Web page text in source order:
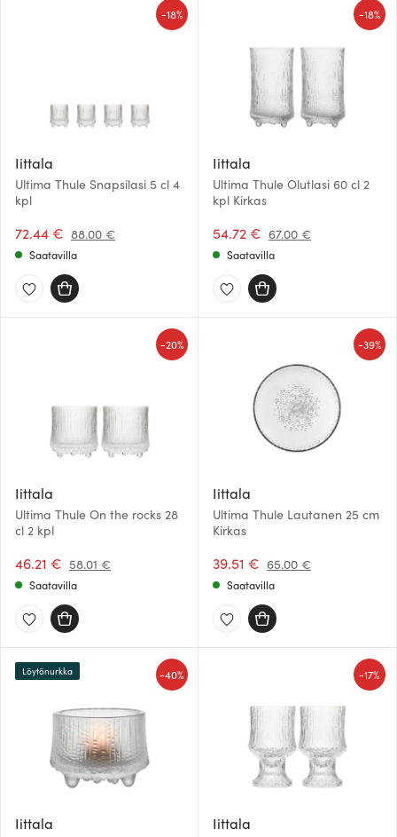
Iittala
Ultima Thule Snapsilasi 5 cl 4
kpl
72.44 € 88.00 €
-18%
Saatavilla
Iittala
Ultima Thule Olutlasi 60 cl 2
kpl Kirkas
54.72 € 67.00 €
-18%
Saatavilla
Iittala
Ultima Thule On the rocks 28
cl 2 kpl
46.21 € 58.01 €
-20%
Saatavilla
Iittala
Ultima Thule Lautanen 25 cm
Kirkas
39.51 € 65.00 €
-39%
Saatavilla
Iittala
-40%
Löytönurkka
Iittala
-17%